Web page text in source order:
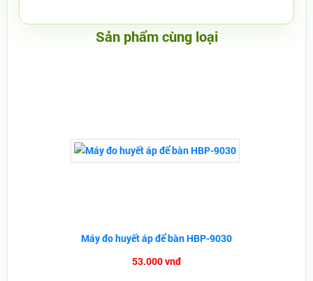
Sản phẩm cùng loại
Máy đo huyết áp để bàn HBP-9030
53.000 vnđ